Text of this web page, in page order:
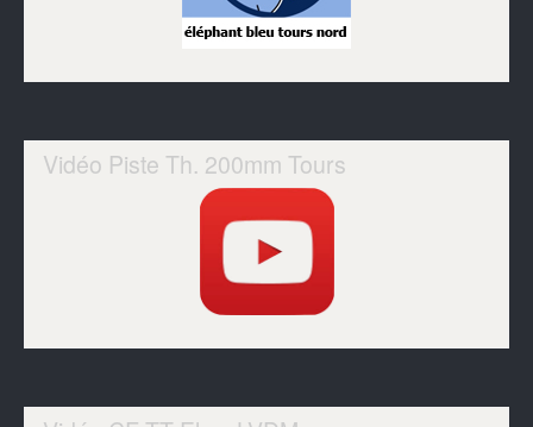
Vidéo Piste Th. 200mm Tours